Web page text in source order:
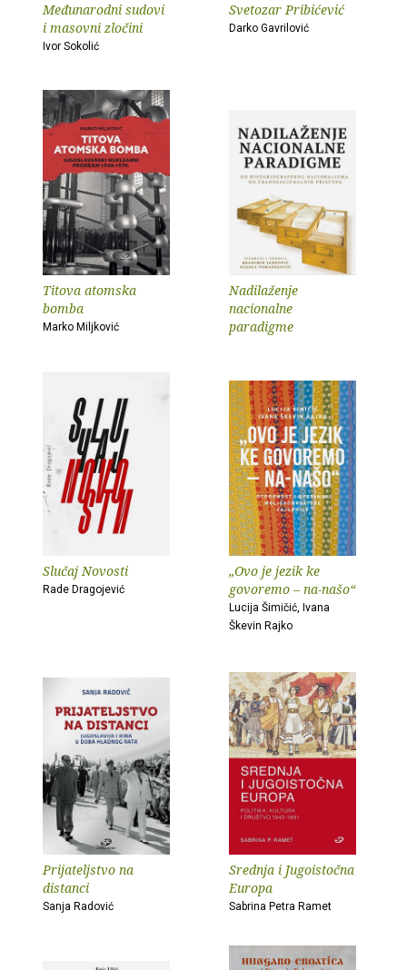
Međunarodni sudovi
i masovni zločini
Ivor Sokolić
Svetozar Pribićević
Darko Gavrilović
Titova atomska
bomba
Marko Miljković
Nadilaženje
nacionalne
paradigme
Slučaj Novosti
Rade Dragojević
„Ovo je jezik ke
govoremo – na-našo“
Lucija Šimičić, Ivana
Škevin Rajko
Prijateljstvo na
distanci
Sanja Radović
Srednja i Jugoistočna
Europa
Sabrina Petra Ramet